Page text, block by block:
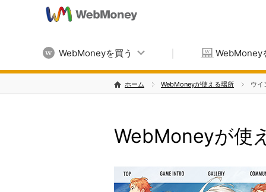
WebMoneyを買う WebMoney
ホーム WebMoneyが使える場所 ウイ
WebMoneyが使